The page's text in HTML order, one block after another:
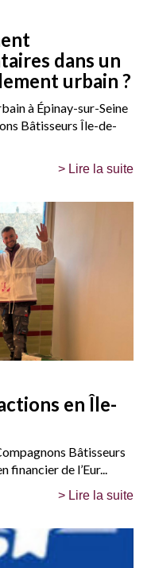
dans un
urbain ?
à Épinay-sur-Seine
Bâtisseurs Île-de-
> Lire la suite
en Île-
Bâtisseurs
financier de l’Eur...
> Lire la suite